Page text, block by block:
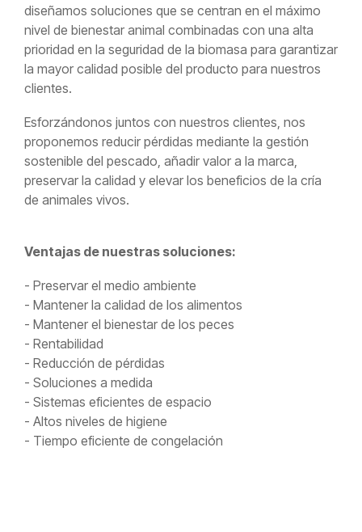
diseñamos soluciones que se centran en el máximo
nivel de bienestar animal combinadas con una alta
prioridad en la seguridad de la biomasa para garantizar
la mayor calidad posible del producto para nuestros
clientes.
Esforzándonos juntos con nuestros clientes, nos
proponemos reducir pérdidas mediante la gestión
sostenible del pescado, añadir valor a la marca,
preservar la calidad y elevar los beneficios de la cría
de animales vivos.
Ventajas de nuestras soluciones:
- Preservar el medio ambiente
- Mantener la calidad de los alimentos
- Mantener el bienestar de los peces
- Rentabilidad
- Reducción de pérdidas
- Soluciones a medida
- Sistemas eficientes de espacio
- Altos niveles de higiene
- Tiempo eficiente de congelación